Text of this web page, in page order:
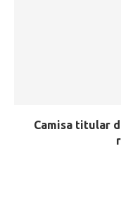
Camisa titular